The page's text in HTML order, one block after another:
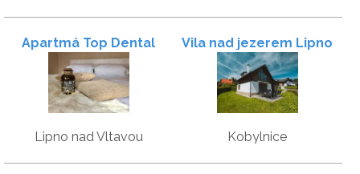
Apartmá Top Dental
Lipno
Lipno nad Vltavou
Vila nad jezerem Lipno
Kobylnice